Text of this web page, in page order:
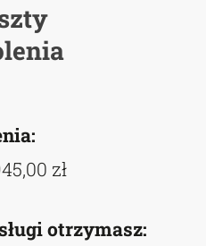
zł
otrzymasz: